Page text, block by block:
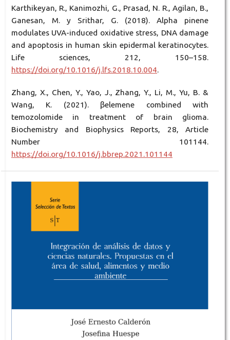
Karthikeyan, R., Kanimozhi, G., Prasad, N. R., Agilan, B.,
Ganesan, M. y Srithar, G. (2018). Alpha pinene
modulates UVA-induced oxidative stress, DNA damage
and apoptosis in human skin epidermal keratinocytes.
Life sciences, 212, 150–158.
https://doi.org/10.1016/j.lfs.2018.10.004.
Zhang, X., Chen, Y., Yao, J., Zhang, Y., Li, M., Yu, B. &
Wang, K. (2021). βelemene combined with
temozolomide in treatment of brain glioma.
Biochemistry and Biophysics Reports, 28, Article
Number 101144.
https://doi.org/10.1016/j.bbrep.2021.101144